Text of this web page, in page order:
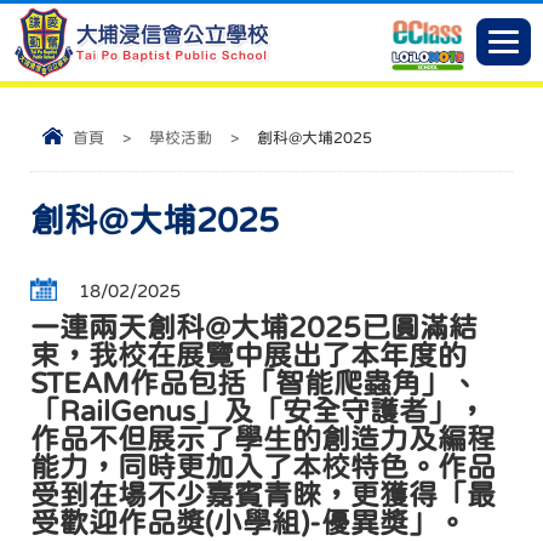
首頁 > 學校活動 > 創科@大埔2025
創科@大埔2025
18/02/2025
一連兩天創科@大埔2025已圓滿結
束，我校在展覽中展出了本年度的
STEAM作品包括「智能爬蟲角」、
「RailGenus」及「安全守護者」，
作品不但展示了學生的創造力及編程
能力，同時更加入了本校特色。作品
受到在場不少嘉賓青睞，更獲得「最
受歡迎作品獎(小學組)-優異獎」。